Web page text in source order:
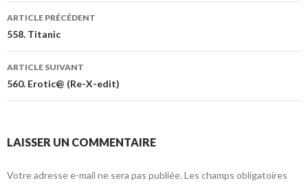
ARTICLE PRÉCÉDENT
558. Titanic
ARTICLE SUIVANT
560. Erotic@ (Re-X-edit)
LAISSER UN COMMENTAIRE
Votre adresse e-mail ne sera pas publiée. Les champs obligatoires